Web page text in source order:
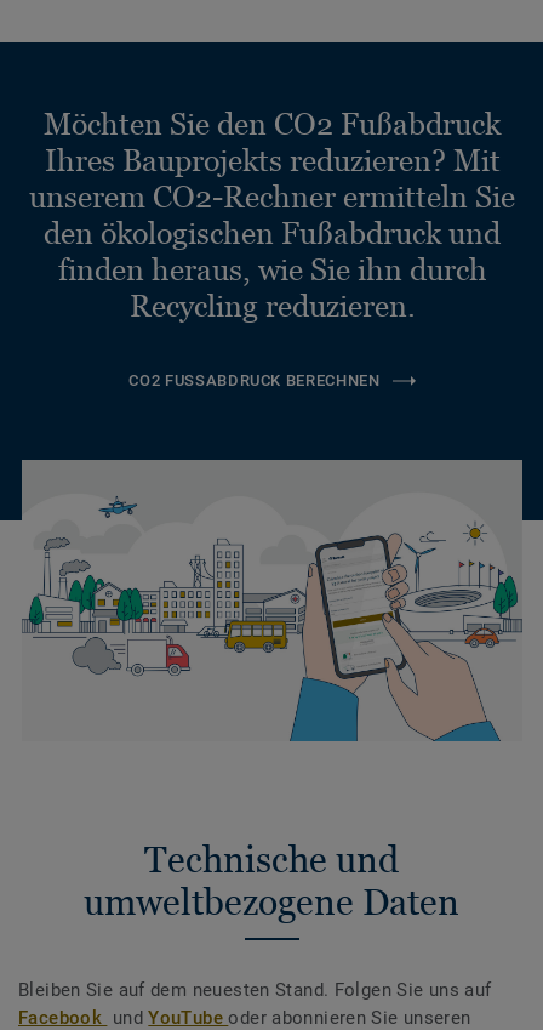
Möchten Sie den CO2 Fußabdruck
Ihres Bauprojekts reduzieren? Mit
unserem CO2-Rechner ermitteln Sie
den ökologischen Fußabdruck und
finden heraus, wie Sie ihn durch
Recycling reduzieren.
CO2 FUSSABDRUCK BERECHNEN
Technische und
umweltbezogene Daten
Bleiben Sie auf dem neuesten Stand. Folgen Sie uns auf
Facebook undYouTubeoder abonnieren Sie unseren